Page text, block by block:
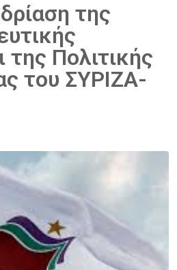
της
της Πολιτικής
του ΣΥΡΙΖΑ-